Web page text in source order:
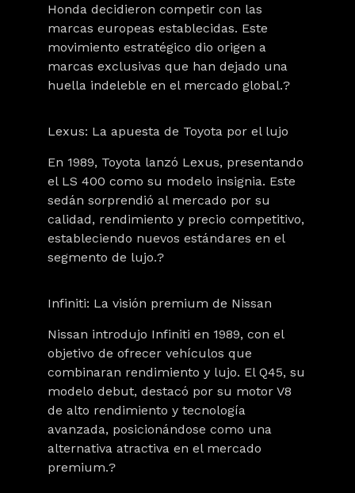
Honda decidieron competir con las
marcas europeas establecidas. Este
movimiento estratégico dio origen a
marcas exclusivas que han dejado una
huella indeleble en el mercado global.?
Lexus: La apuesta de Toyota por el lujo
En 1989, Toyota lanzó Lexus, presentando
el LS 400 como su modelo insignia. Este
sedán sorprendió al mercado por su
calidad, rendimiento y precio competitivo,
estableciendo nuevos estándares en el
segmento de lujo.?
Infiniti: La visión premium de Nissan
Nissan introdujo Infiniti en 1989, con el
objetivo de ofrecer vehículos que
combinaran rendimiento y lujo. El Q45, su
modelo debut, destacó por su motor V8
de alto rendimiento y tecnología
avanzada, posicionándose como una
alternativa atractiva en el mercado
premium.?